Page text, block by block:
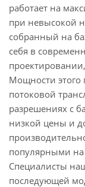
работает на
при невысокой
собранный на
себя в
Мощности этого
потоковой
разрешениях с
низкой цены и
популярными на
Специалисты
последующей